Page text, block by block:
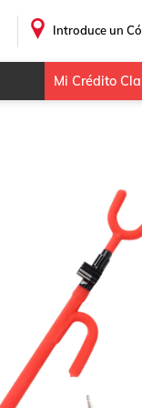
Introduce un
Mi Crédito
2 2003 - 2008